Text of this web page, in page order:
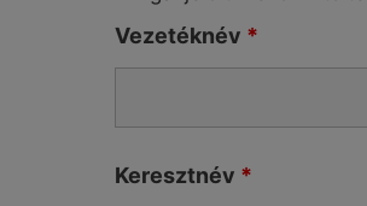
Vezetéknév *
Keresztnév *